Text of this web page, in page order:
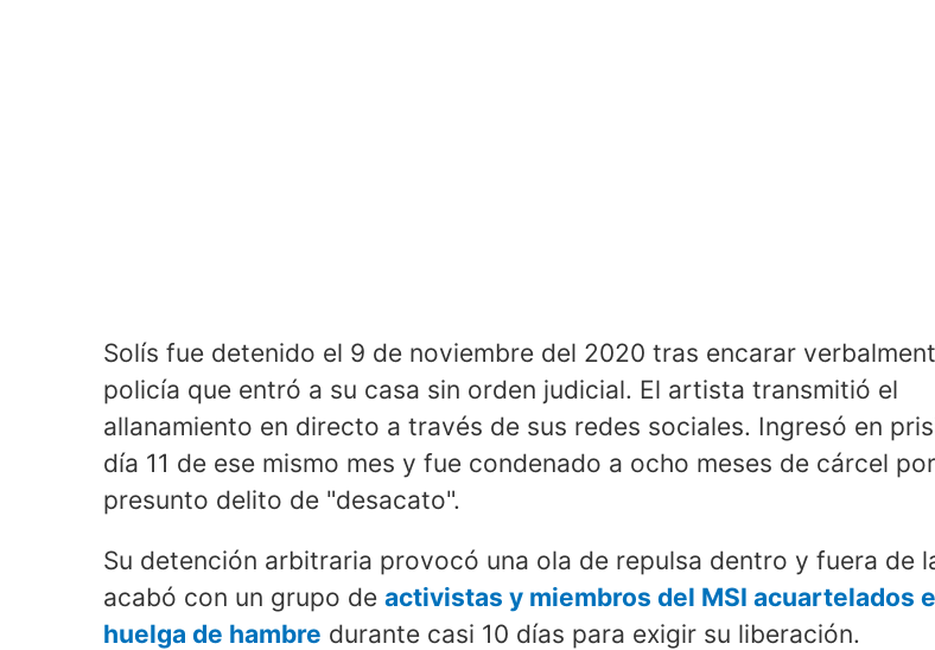
Solís fue detenido el 9 de noviembre del 2020 tras encarar
policía que entró a su casa sin orden judicial. El artista transmitió el
allanamiento en directo a través de sus redes sociales. Ingresó en
día 11 de ese mismo mes y fue condenado a ocho meses de cárcel
presunto delito de "desacato".
Su detención arbitraria provocó una ola de repulsa dentro y fuera de
acabó con un grupo de activistas y miembros del MSI acuartelados
huelga de hambre durante casi 10 días para exigir su liberación.